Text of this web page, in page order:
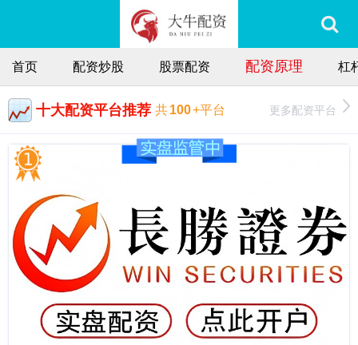
首页 配资炒股 股票配资 配资原理 杠
十大配资平台推荐 共100+平台 更多配资平台